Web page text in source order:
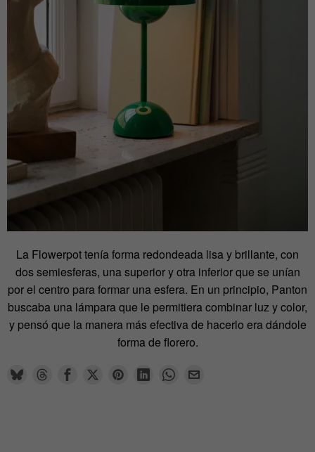
La Flowerpot tenía forma redondeada lisa y brillante, con
dos semiesferas, una superior y otra inferior que se unían
por el centro para formar una esfera. En un principio, Panton
buscaba una lámpara que le permitiera combinar luz y color,
y pensó que la manera más efectiva de hacerlo era dándole
forma de florero.